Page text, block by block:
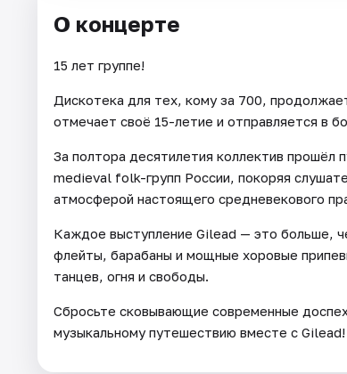
О концерте
15 лет группе!
Дискотека для тех, кому за 700,
отмечает своё 15-летие и отправляется в
За полтора десятилетия коллектив прошёл
medieval folk-групп России, покоряя
атмосферой настоящего средневекового
Каждое выступление Gilead — это больше,
флейты, барабаны и мощные хоровые
танцев, огня и свободы.
Сбросьте сковывающие современные
музыкальному путешествию вместе с Gilead!